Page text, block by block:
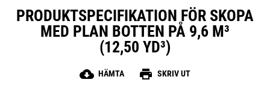
PRODUKTSPECIFIKATION FÖR SKOPA
MED PLAN BOTTEN PÅ 9,6 M³
(12,50 YD³)
cloud_download HÄMTA print SKRIV UT